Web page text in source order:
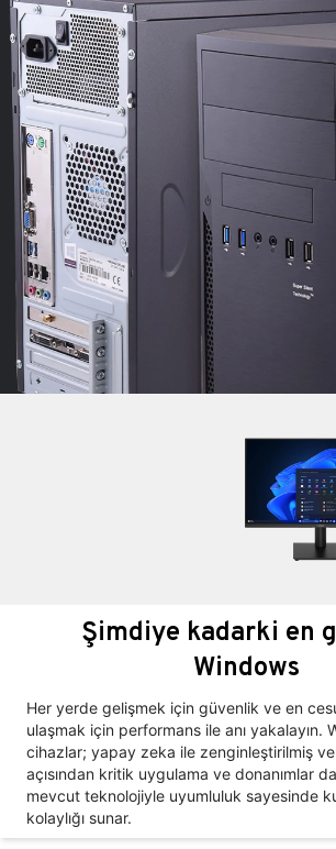
Şimdiye kadarki en
Windows
Her yerde gelişmek için güvenlik ve en
ulaşmak için performans ile anı yakalayın.
cihazlar; yapay zeka ile zenginleştirilmiş
açısından kritik uygulama ve donanımlar
mevcut teknolojiyle uyumluluk sayesinde
kolaylığı sunar.